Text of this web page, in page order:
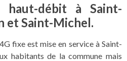
haut-débit à Saint-
et Saint-Michel.
fixe est mise en service à Saint-
habitants de la commune mais